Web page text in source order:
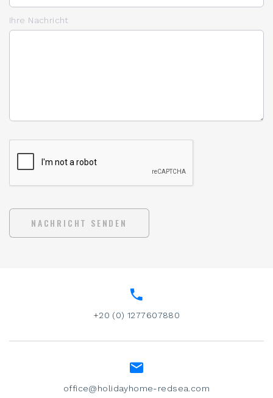
Ihre Nachricht
NACHRICHT SENDEN
+20 (0) 1277607880
office@holidayhome-redsea.com